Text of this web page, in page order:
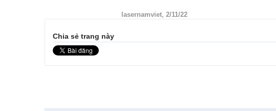
lasernamviet, 2/11/22
Chia sẻ trang này